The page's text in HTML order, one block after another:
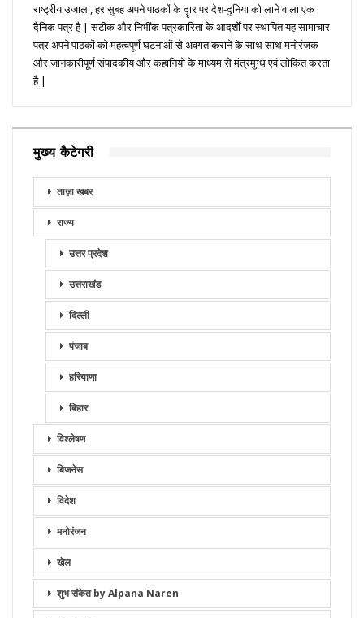
राष्ट्रीय उजाला, हर सुबह अपने पाठकों के दॄार पर देश-दुनिया को लाने वाला एक
दैनिक पत्र है | सटीक और निभींक पत्रकारिता के आदर्शों पर स्थापित यह सामाचार
पत्र अपने पाठकों को महत्वपूर्ण घटनाओं से अवगत कराने के साथ साथ मनोरंजक
और जानकारीपूर्ण संपादकीय और कहानियों के माध्यम से मंत्रमुग्ध एवं लोकित करता
है |
मुख्य कैटेगरी
ताज़ा खबर
राज्य
उत्तर प्रदेश
उत्तराखंड
दिल्ली
पंजाब
हरियाणा
बिहार
विश्लेषण
बिजनेस
विदेश
मनोरंजन
खेल
शुभ संकेत by Alpana Naren